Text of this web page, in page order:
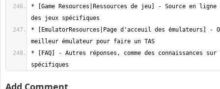
* [Game Resources|Ressources de jeu] - Source en
* [EmulatorResources|Page d'acceuil des émulateurs] -
* [FAQ] - Autres réponses, comme des connaissances
spécifiques
Add Comment